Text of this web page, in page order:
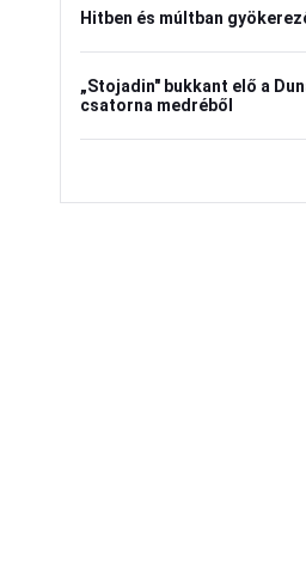
Hitben és múltban
„Stojadin" bukkant elő a
csatorna medréből